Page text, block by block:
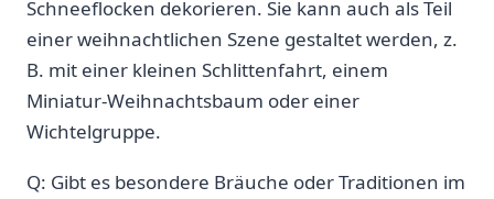
Schneeflocken dekorieren. Sie‍ kann auch als Teil
einer weihnachtlichen Szene gestaltet‍ werden, z.
B. mit einer kleinen ⁢Schlittenfahrt, einem
Miniatur-Weihnachtsbaum oder ⁤einer
Wichtelgruppe.
Q: Gibt es besondere Bräuche oder Traditionen im